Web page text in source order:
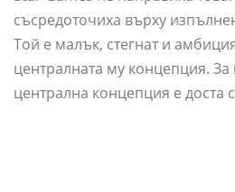
съсредоточиха върху
Той е малък, стегнат и
централната му концепция. За
централна концепция е доста